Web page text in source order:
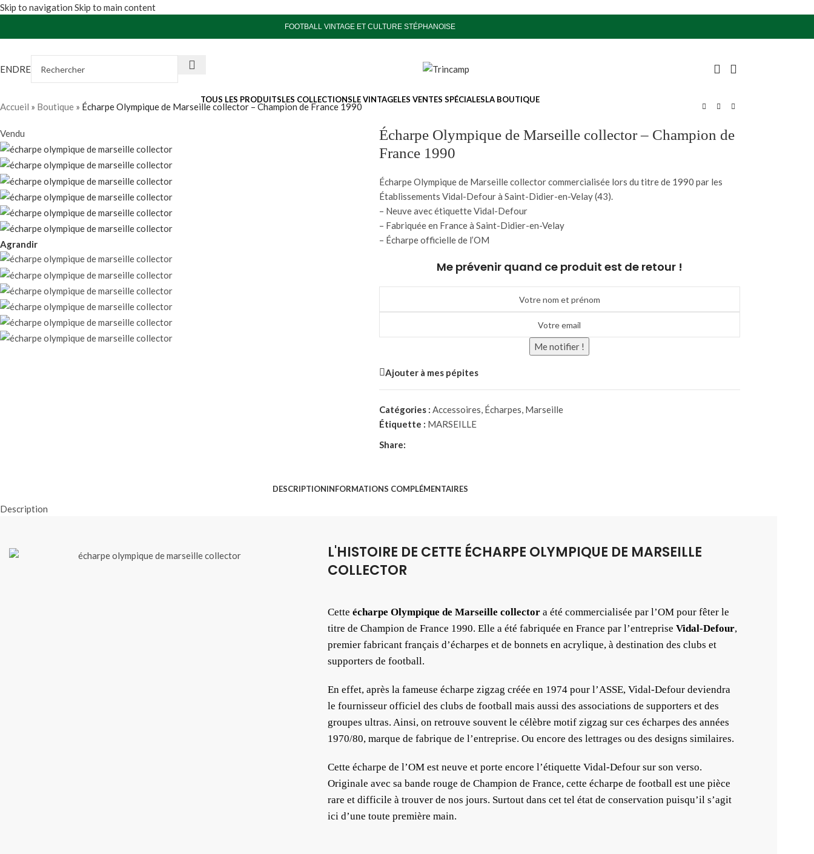
Skip to navigation Skip to main content
FOOTBALL VINTAGE ET CULTURE STÉPHANOISE
TOUS LES PRODUITSLES COLLECTIONSLE VINTAGELES VENTES SPÉCIALESLA BOUTIQUE
Accueil » Boutique » Écharpe Olympique de Marseille collector – Champion de France 1990
Vendu
Agrandir
Écharpe Olympique de Marseille collector – Champion de
France 1990
Écharpe Olympique de Marseille collector commercialisée lors du titre de 1990 par les
Établissements Vidal-Defour à Saint-Didier-en-Velay (43).
– Neuve avec étiquette Vidal-Defour
– Fabriquée en France à Saint-Didier-en-Velay
– Écharpe officielle de l’OM
Me prévenir quand ce produit est de retour !
Me notifier !
Ajouter à mes pépites
Catégories : Accessoires, Écharpes, Marseille
Étiquette : MARSEILLE
Share:
DESCRIPTIONINFORMATIONS COMPLÉMENTAIRES
Description
L'HISTOIRE DE CETTE ÉCHARPE OLYMPIQUE DE MARSEILLE
COLLECTOR
Cette écharpe Olympique de Marseille collector a été commercialisée par l’OM pour fêter le
titre de Champion de France 1990. Elle a été fabriquée en France par l’entreprise Vidal-Defour,
premier fabricant français d’écharpes et de bonnets en acrylique, à destination des clubs et
supporters de football.
En effet, après la fameuse écharpe zigzag créée en 1974 pour l’ASSE, Vidal-Defour deviendra
le fournisseur officiel des clubs de football mais aussi des associations de supporters et des
groupes ultras. Ainsi, on retrouve souvent le célèbre motif zigzag sur ces écharpes des années
1970/80, marque de fabrique de l’entreprise. Ou encore des lettrages ou des designs similaires.
Cette écharpe de l’OM est neuve et porte encore l’étiquette Vidal-Defour sur son verso.
Originale avec sa bande rouge de Champion de France, cette écharpe de football est une pièce
rare et difficile à trouver de nos jours. Surtout dans cet tel état de conservation puisqu’il s’agit
ici d’une toute première main.